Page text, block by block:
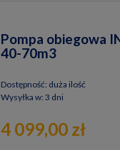
Pompa obiegowa
40-70m3
Dostępność: duża ilość
Wysyłka w: 3 dni
4 099,00 zł